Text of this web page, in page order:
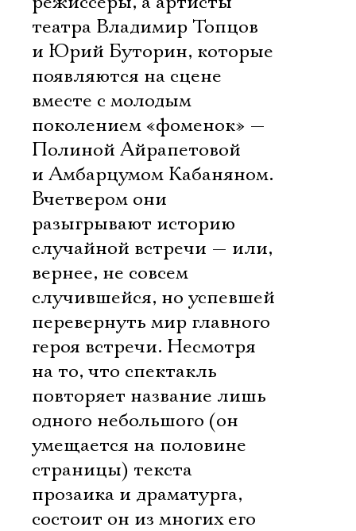
театра Владимир Топцов
и Юрий Буторин, которые
появляются на сцене
вместе с молодым
поколением «фоменок» —
Полиной Айрапетовой
и Амбарцумом Кабаняном.
Вчетвером они
разыгрывают историю
случайной встречи — или,
вернее, не совсем
случившейся, но успевшей
перевернуть мир главного
героя встречи. Несмотря
на то, что спектакль
повторяет название лишь
одного небольшого (он
умещается на половине
страницы) текста
прозаика и драматурга,
состоит он из многих его